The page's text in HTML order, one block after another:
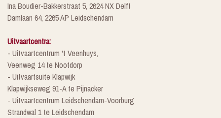
Ina Boudier-Bakkerstraat 5, 2624 NX Delft
Damlaan 64, 2265 AP Leidschendam
Uitvaartcentra:
- Uitvaartcentrum 't Veenhuys,
Veenweg 14 te Nootdorp
- Uitvaartsuite Klapwijk
Klapwijkseweg 91-A te Pijnacker
- Uitvaartcentrum Leidschendam-Voorburg
Strandwal 1 te Leidschendam